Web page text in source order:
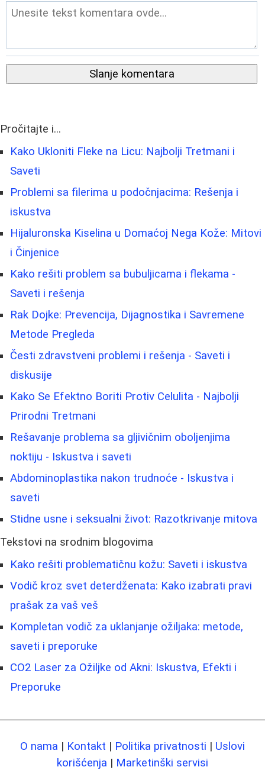
Slanje komentara
Pročitajte i...
Kako Ukloniti Fleke na Licu: Najbolji Tretmani i
Saveti
Problemi sa filerima u podočnjacima: Rešenja i
iskustva
Hijaluronska Kiselina u Domaćoj Nega Kože: Mitovi
i Činjenice
Kako rešiti problem sa bubuljicama i flekama -
Saveti i rešenja
Rak Dojke: Prevencija, Dijagnostika i Savremene
Metode Pregleda
Česti zdravstveni problemi i rešenja - Saveti i
diskusije
Kako Se Efektno Boriti Protiv Celulita - Najbolji
Prirodni Tretmani
Rešavanje problema sa gljivičnim oboljenjima
noktiju - Iskustva i saveti
Abdominoplastika nakon trudnoće - Iskustva i
saveti
Stidne usne i seksualni život: Razotkrivanje mitova
Tekstovi na srodnim blogovima
Kako rešiti problematičnu kožu: Saveti i iskustva
Vodič kroz svet deterdženata: Kako izabrati pravi
prašak za vaš veš
Kompletan vodič za uklanjanje ožiljaka: metode,
saveti i preporuke
CO2 Laser za Ožiljke od Akni: Iskustva, Efekti i
Preporuke
O nama | Kontakt | Politika privatnosti | Uslovi
korišćenja | Marketinški servisi